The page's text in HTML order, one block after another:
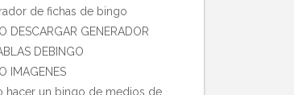
de fichas de bingo
DESCARGAR GENERADOR
DEBINGO
IMAGENES
hacer un bingo de medios de